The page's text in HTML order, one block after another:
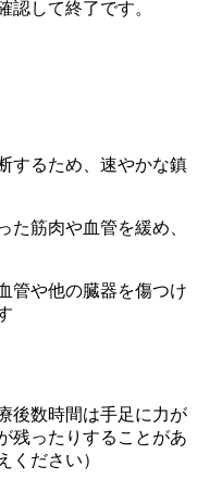
認して終了です。
するため、速やかな鎮
た筋肉や血管を緩め、
管や他の臓器を傷つけ
後数時間は手足に力が
残ったりすることがあ
ください）